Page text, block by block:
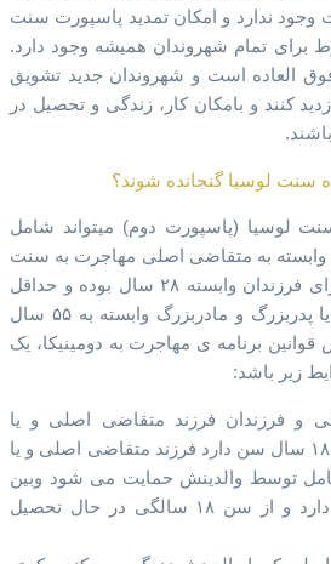
وجود ندارد و امکان تمدید پاسپورت سنت
برای تمام شهروندان همیشه وجود دارد.
العاده است و شهروندان جدید تشویق
کنند و بامکان کار، زندگی و تحصیل در
سنت لوسیا گنجانده شوند؟
لوسیا (پاسپورت دوم) میتواند شامل
وابسته به متقاضی اصلی مهاجرت به سنت
لوسیا باشد. حداکثر سن برای فرزندان وابسته ۲۸ سال بوده و حداقل
سن برای والدین وابسته و یا پدربزرگ و مادربزرگ وابسته به ۵۵ سال
برنامه ی مهاجرت به دومینیکا، یک
زیر باشد:
و فرزندان فرزند متقاضی اصلی و یا
همسرش که کمتر از ۱۸ سال سن دارد فرزند متقاضی اصلی و یا
توسط والدینش حمایت می شود وبین
۱۸ تا ۲۸ سال سن دارد و از سن ۱۸ سالگی در حال تحصیل